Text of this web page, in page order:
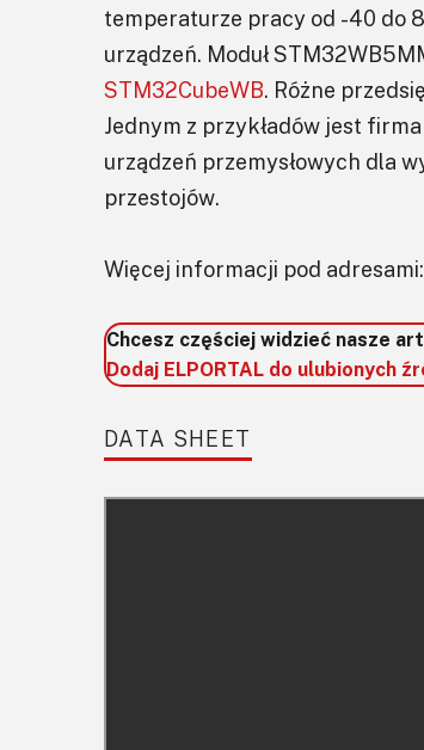
temperaturze pracy od -40 do
urządzeń. Moduł
STM32CubeWB. Różne
Jednym z przykładów jest firma
urządzeń przemysłowych dla
przestojów.
Więcej informacji pod adresami:
Chcesz częściej widzieć nasze
Dodaj ELPORTAL do ulubionych
DATA SHEET